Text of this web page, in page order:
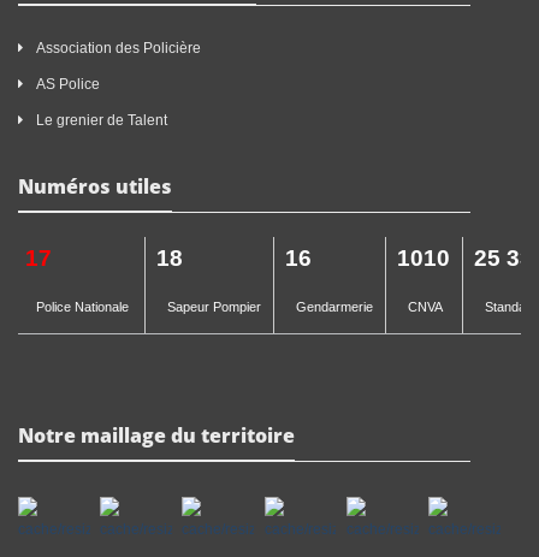
Association des Policière
AS Police
Le grenier de Talent
Numéros utiles
17
Police Nationale
18
Sapeur Pompier
16
Gendarmerie
1010
CNVA
25 33
Notre maillage du territoire